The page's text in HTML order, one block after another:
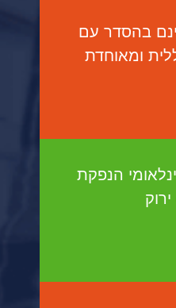
בהסדר עם
ומאוחדת
הנפקת